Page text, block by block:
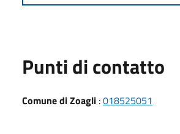
Punti di contatto
Comune di Zoagli :018525051